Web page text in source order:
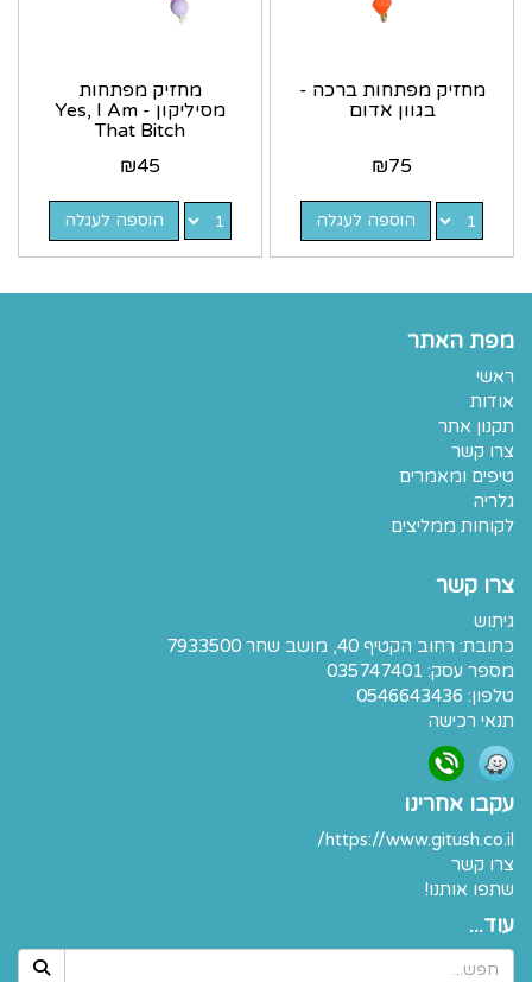
מחזיק מפתחות ברכה -
בגוון אדום
₪75
הוספה לעגלה
מחזיק מפתחות
מסיליקון - Yes, I Am
That Bitch
₪45
הוספה לעגלה
מפת האתר
ראשי
אודות
תקנון אתר
צרו קשר
טיפים ומאמרים
גלריה
לקוחות ממליצים
צרו קשר
גיתוש
כתובת: רחוב הקטיף 40, מושב שחר 7933500
מספר עסק: 035747401
טלפון: 0546643436
תנאי רכישה
עקבו אחרינו
https://www.gitush.co.il/
צרו קשר
שתפו אותנו!
עוד...